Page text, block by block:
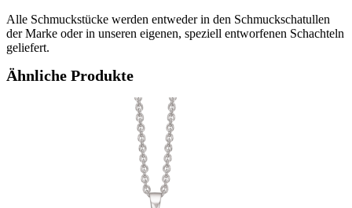
Alle Schmuckstücke werden entweder in den Schmuckschatullen
der Marke oder in unseren eigenen, speziell entworfenen Schachteln
geliefert.
Ähnliche Produkte